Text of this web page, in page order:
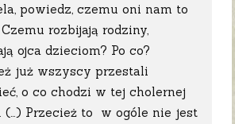
powiedz, czemu oni nam to
rozbijają rodziny,
ojca dzieciom? Po co?
już wszyscy przestali
o co chodzi w tej cholernej
(…) Przecież to w ogóle nie jest